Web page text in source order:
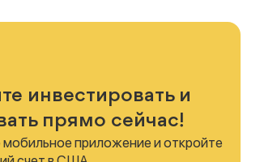
инвестировать и
прямо сейчас!
мобильное приложение и откройте